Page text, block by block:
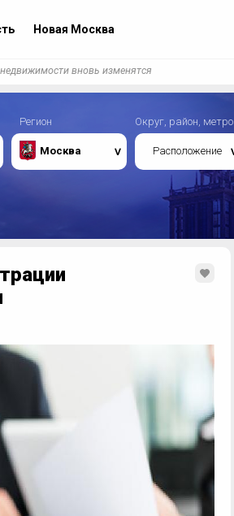
Новая Москва
вновь изменятся
Регион
Москва
Округ, район, метро
Расположение